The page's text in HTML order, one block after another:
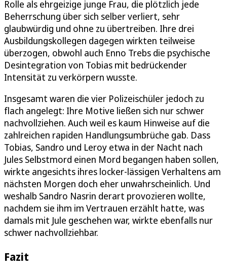
Rolle als ehrgeizige junge Frau, die plötzlich jede
Beherrschung über sich selber verliert, sehr
glaubwürdig und ohne zu übertreiben. Ihre drei
Ausbildungskollegen dagegen wirkten teilweise
überzogen, obwohl auch Enno Trebs die psychische
Desintegration von Tobias mit bedrückender
Intensität zu verkörpern wusste.
Insgesamt waren die vier Polizeischüler jedoch zu
flach angelegt: Ihre Motive ließen sich nur schwer
nachvollziehen. Auch weil es kaum Hinweise auf die
zahlreichen rapiden Handlungsumbrüche gab. Dass
Tobias, Sandro und Leroy etwa in der Nacht nach
Jules Selbstmord einen Mord begangen haben sollen,
wirkte angesichts ihres locker-lässigen Verhaltens am
nächsten Morgen doch eher unwahrscheinlich. Und
weshalb Sandro Nasrin derart provozieren wollte,
nachdem sie ihm im Vertrauen erzählt hatte, was
damals mit Jule geschehen war, wirkte ebenfalls nur
schwer nachvollziehbar.
Fazit